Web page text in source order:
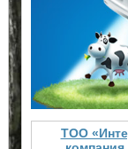
ТОО